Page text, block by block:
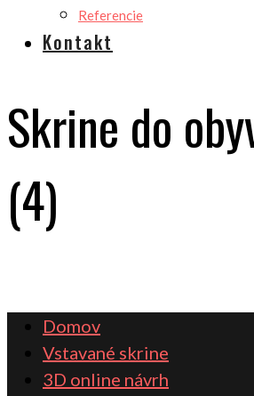
Referencie
Kontakt
Skrine do
(4)
Domov
Vstavané skrine
3D online návrh